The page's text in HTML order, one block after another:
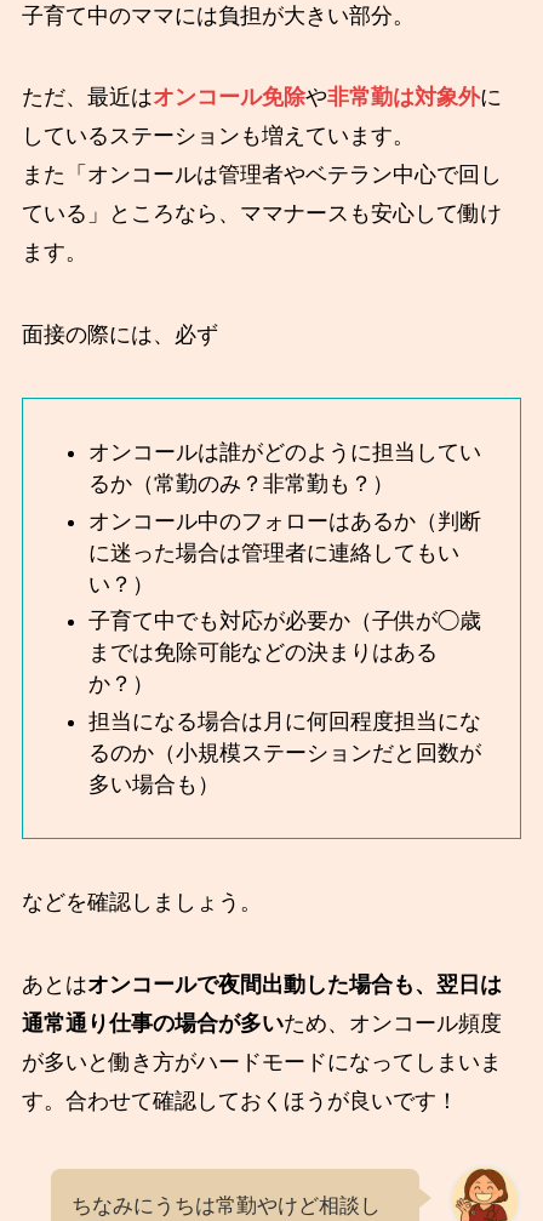
子育て中のママには負担が大きい部分。
ただ、最近はオンコール免除や非常勤は対象外に
しているステーションも増えています。
また「オンコールは管理者やベテラン中心で回し
ている」ところなら、ママナースも安心して働け
ます。
面接の際には、必ず
オンコールは誰がどのように担当してい
るか（常勤のみ？非常勤も？）
オンコール中のフォローはあるか（判断
に迷った場合は管理者に連絡してもい
い？）
子育て中でも対応が必要か（子供が◯歳
までは免除可能などの決まりはある
か？）
担当になる場合は月に何回程度担当にな
るのか（小規模ステーションだと回数が
多い場合も）
などを確認しましょう。
あとはオンコールで夜間出動した場合も、翌日は
通常通り仕事の場合が多いため、オンコール頻度
が多いと働き方がハードモードになってしまいま
す。合わせて確認しておくほうが良いです！
ちなみにうちは常勤やけど相談し